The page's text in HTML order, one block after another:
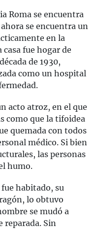
Roma se encuentra
se encuentra un
en la
fue hogar de
de 1930,
como un hospital
acto atroz, en el que
como que la tifoidea
quemada con todos
médico. Si bien
las personas
humo.
habitado, su
lo obtuvo
se mudó a
reparada. Sin